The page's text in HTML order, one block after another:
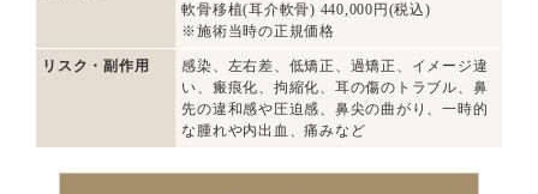
軟骨移植(耳介軟骨) 440,000円(税込)
※施術当時の正規価格
リスク・副作用
感染、左右差、低矯正、過矯正、イメージ違
い、瘢痕化、拘縮化、耳の傷のトラブル、鼻
先の違和感や圧迫感、鼻尖の曲がり、一時的
な腫れや内出血、痛みなど